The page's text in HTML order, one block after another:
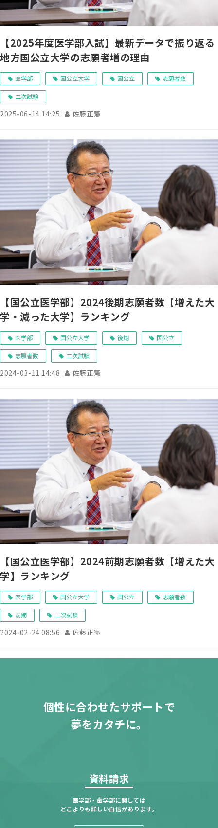
【2025年度医学部入試】最新データで振り返る
地方国公立大学の志願者増の理由
医学部 国公立大学 国公立 志願者数
二次試験
2025-06-14 14:25 佐藤正憲
【国公立医学部】2024後期志願者数【増えた大
学・減った大学】ランキング
医学部 国公立大学 後期 国公立
志願者数 二次試験
2024-03-11 14:48 佐藤正憲
【国公立医学部】2024前期志願者数【増えた大
学】ランキング
医学部 国公立大学 国公立 志願者数
前期 二次試験
2024-02-24 08:56 佐藤正憲
個性に合わせたサポートで
夢をカタチに。
資料請求
医学部・歯学部に関しては
どこよりも詳しい自信があります。